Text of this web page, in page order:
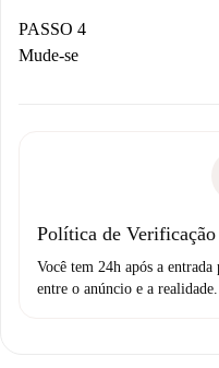
proprietário.
Se recusada: não
Débito direto
PASSO 4
Mude-se
não comunicar
Política de
Você tem 24h após a
entre o anúncio e a